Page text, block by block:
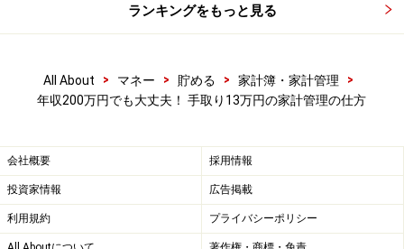
す。使わない家電のプラグを抜いたり、エアコンの設定
身世帯における1カ月の通信費の平均は8022円です。
機種は格安スマホを利用し、使わなかったデータ量を翌
月に繰越できる格安プランを選択するなど工夫して、毎
ランキングをもっと見る
All About > マネー > 貯める > 家計簿・家計管理
>
年収200万円でも大丈夫！ 手取り13万円の家計管理の仕方
会社概要 採用情報
投資家情報 広告掲載
利用規約 プライバシーポリシー